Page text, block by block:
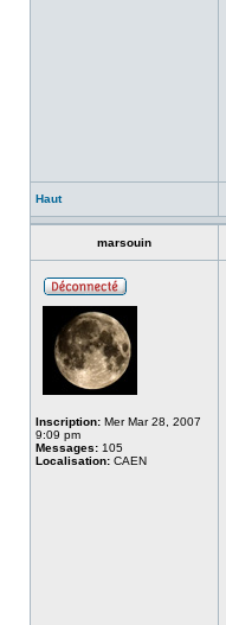
Haut
marsouin
Inscription: Mer Mar 28, 2007
9:09 pm
Messages: 105
Localisation: CAEN